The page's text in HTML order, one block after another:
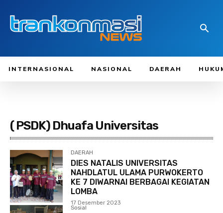
INTERNASIONAL NASIONAL DAERAH
( PSDK) Dhuafa Universitas
DAERAH
DIES NATALIS UNIVERSITAS
NAHDLATUL ULAMA PURWOKERTO
KE 7 DIWARNAI BERBAGAI KEGIATAN
LOMBA
17 Desember 2023
Sosial